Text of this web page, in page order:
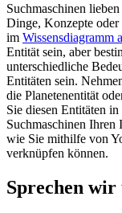
Suchmaschinen
Dinge, Konzepte
im Wissensdiagramm
Entität sein, aber
unterschiedliche
Entitäten sein.
die Planetenentität
Sie diesen Entitäten
Suchmaschinen Ihren
wie Sie mithilfe von
verknüpfen können.
Sprechen